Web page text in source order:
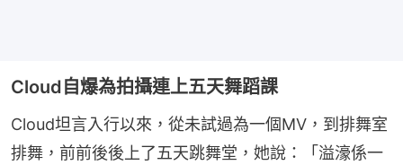
Cloud自爆為拍攝連上五天舞蹈課
Cloud坦言入行以來，從未試過為一個MV，到排舞室
排舞，前前後後上了五天跳舞堂，她說：「溢濠係一